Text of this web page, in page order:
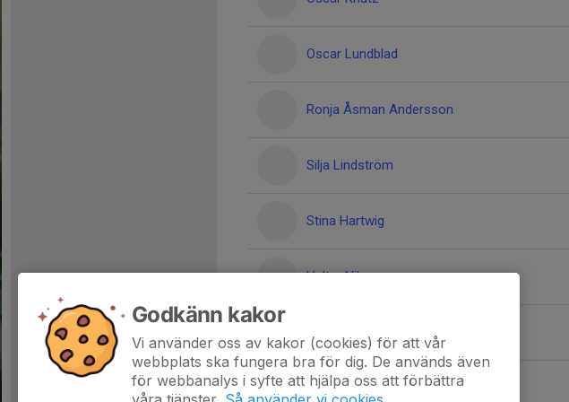
Oscar Lundblad
Ronja Åsman Andersson
Silja Lindström
Stina Hartwig
Valter Nilsson
Godkänn kakor
Vi använder oss av kakor (cookies) för att vår
webbplats ska fungera bra för dig. De används även
för webbanalys i syfte att hjälpa oss att förbättra